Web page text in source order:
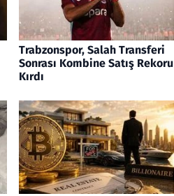
Trabzonspor, Salah Transferi
Sonrası Kombine Satış Rekoru
Kırdı